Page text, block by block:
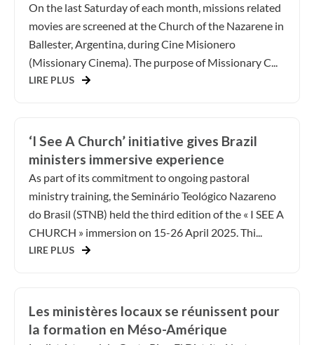
On the last Saturday of each month, missions related
movies are screened at the Church of the Nazarene in
Ballester, Argentina, during Cine Misionero
(Missionary Cinema). The purpose of Missionary C...
LIRE PLUS
‘I See A Church’ initiative gives Brazil
ministers immersive experience
As part of its commitment to ongoing pastoral
ministry training, the Seminário Teológico Nazareno
do Brasil (STNB) held the third edition of the « I SEE A
CHURCH » immersion on 15-26 April 2025. Thi...
LIRE PLUS
Les ministères locaux se réunissent pour
la formation en Méso-Amérique